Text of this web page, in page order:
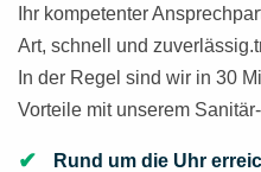
Ihr kompetenter
Art, schnell und
In der Regel sind wir in 30
Vorteile mit unserem
Rund um die Uhr